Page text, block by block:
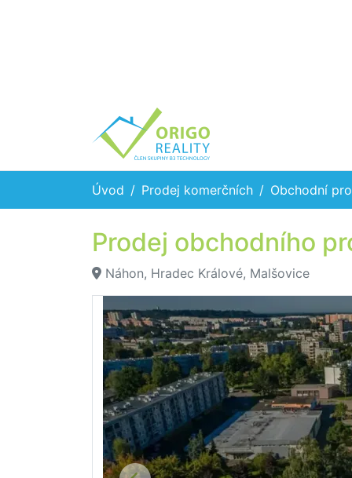
Úvod Prodej komerčních Obchodní
Prodej obchodního
Náhon, Hradec Králové, Malšovice